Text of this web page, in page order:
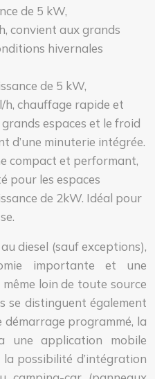
de 5 kW,
convient aux grands
hivernales
de 5 kW,
h, chauffage rapide et
espaces et le froid
d’une minuterie intégrée.
compact et performant,
pour les espaces
de 2kW. Idéal pour
diesel (sauf exceptions),
importante et une
loin de toute source
se distinguent également
démarrage programmé, la
une application mobile
possibilité d’intégration